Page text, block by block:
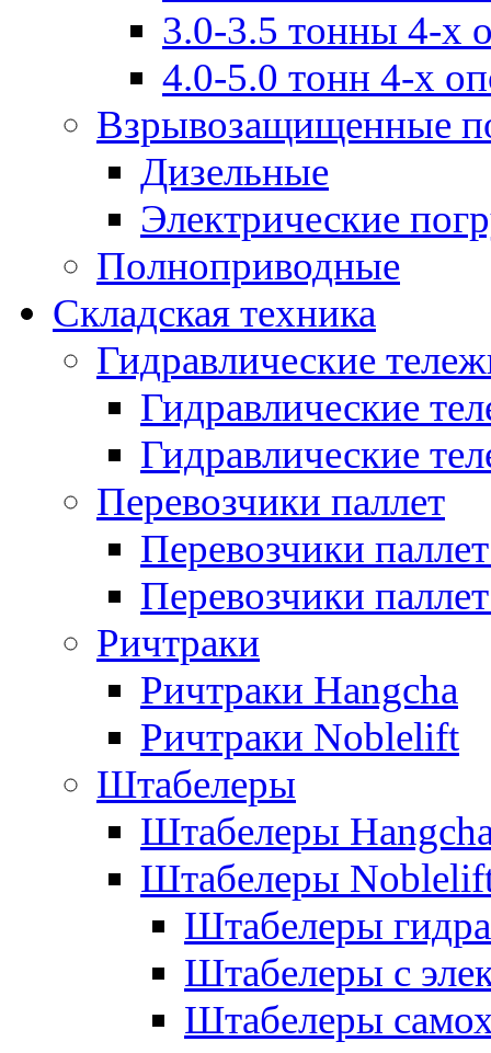
3.0-3.5 тонны 4-х
4.0-5.0 тонн 4-х
Взрывозащищенные
Дизельные
Электрические
Полноприводные
Складская техника
Гидравлические
Гидравлические
Гидравлические
Перевозчики паллет
Перевозчики
Перевозчики
Ричтраки
Ричтраки Hangcha
Ричтраки Noblelift
Штабелеры
Штабелеры
Штабелеры
Штабелеры
Штабелеры с
Штабелеры